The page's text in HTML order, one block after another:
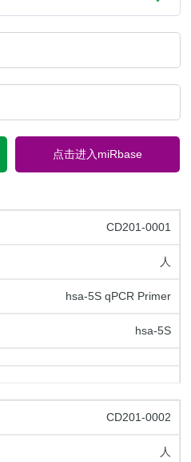
点击进入miRbase
CD201-0001
人
hsa-5S qPCR Primer
hsa-5S
CD201-0002
人